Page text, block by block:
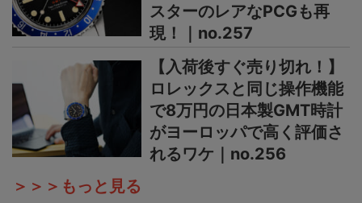
スターのレアなPCGも再
現！｜no.257
【入荷後すぐ売り切れ！】
ロレックスと同じ操作機能
で8万円の日本製GMT時計
がヨーロッパで高く評価さ
れるワケ｜no.256
＞＞＞もっと見る